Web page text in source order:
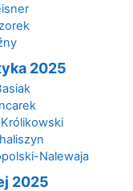
2025
Królikowski
Nalewaja
2025